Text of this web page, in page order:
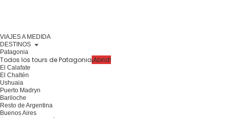
VIAJES A MEDIDA
DESTINOS
Patagonia
Todos los tours de Patagonia¡Abrid!
El Calafate
El Chaltén
Ushuaia
Puerto Madryn
Bariloche
Resto de Argentina
Buenos Aires